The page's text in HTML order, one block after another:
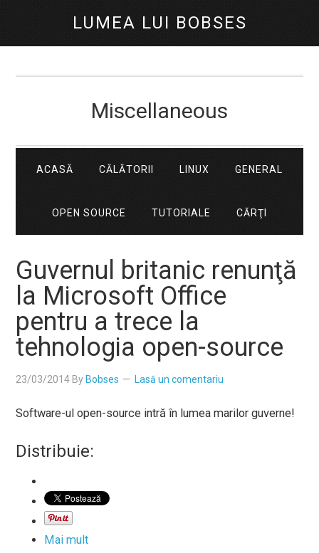
LUMEA LUI BOBSES
Miscellaneous
ACASĂ CĂLĂTORII LINUX GENERAL
OPEN SOURCE TUTORIALE CĂRŢI
Guvernul britanic renunţă
la Microsoft Office
pentru a trece la
tehnologia open-source
23/03/2014 By Bobses Lasă un comentariu
Software-ul open-source intră în lumea marilor guverne!
Distribuie:
Mai mult